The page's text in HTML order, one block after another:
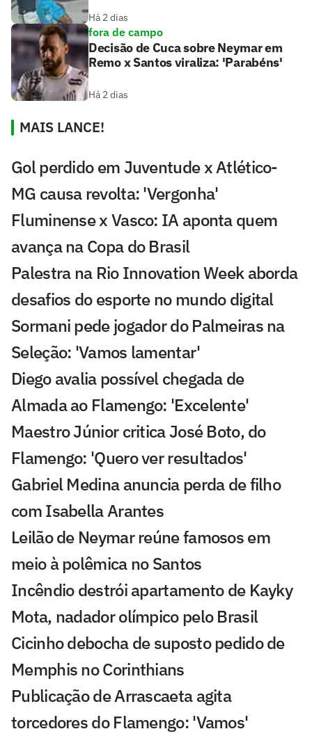
Há 2 dias
fora de campo
Decisão de Cuca sobre Neymar em
Remo x Santos viraliza: 'Parabéns'
Há 2 dias
MAIS LANCE!
Gol perdido em Juventude x Atlético-
MG causa revolta: 'Vergonha'
Fluminense x Vasco: IA aponta quem
avança na Copa do Brasil
Palestra na Rio Innovation Week aborda
desafios do esporte no mundo digital
Sormani pede jogador do Palmeiras na
Seleção: 'Vamos lamentar'
Diego avalia possível chegada de
Almada ao Flamengo: 'Excelente'
Maestro Júnior critica José Boto, do
Flamengo: 'Quero ver resultados'
Gabriel Medina anuncia perda de filho
com Isabella Arantes
Leilão de Neymar reúne famosos em
meio à polêmica no Santos
Incêndio destrói apartamento de Kayky
Mota, nadador olímpico pelo Brasil
Cicinho debocha de suposto pedido de
Memphis no Corinthians
Publicação de Arrascaeta agita
torcedores do Flamengo: 'Vamos'